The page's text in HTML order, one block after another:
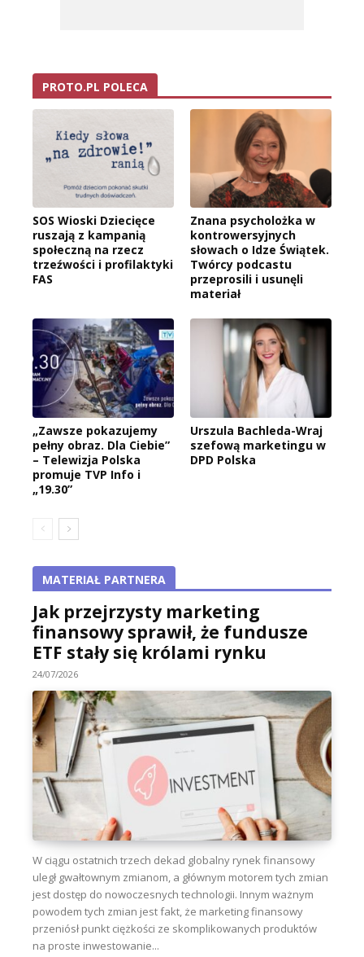
PROTO.PL POLECA
SOS Wioski Dziecięce
ruszają z kampanią
społeczną na rzecz
trzeźwości i profilaktyki
FAS
Znana psycholożka w
kontrowersyjnych
słowach o Idze Świątek.
Twórcy podcastu
przeprosili i usunęli
materiał
„Zawsze pokazujemy
pełny obraz. Dla Ciebie”
– Telewizja Polska
promuje TVP Info i
„19.30”
Urszula Bachleda-Wraj
szefową marketingu w
DPD Polska
MATERIAŁ PARTNERA
Jak przejrzysty marketing
finansowy sprawił, że fundusze
ETF stały się królami rynku
24/07/2026
W ciągu ostatnich trzech dekad globalny rynek finansowy
uległ gwałtownym zmianom, a głównym motorem tych zmian
jest dostęp do nowoczesnych technologii. Innym ważnym
powodem tych zmian jest fakt, że marketing finansowy
przeniósł punkt ciężkości ze skomplikowanych produktów
na proste inwestowanie...